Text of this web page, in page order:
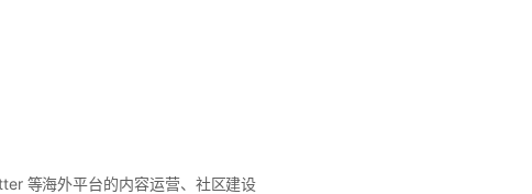
等海外平台的内容运营、社区建设